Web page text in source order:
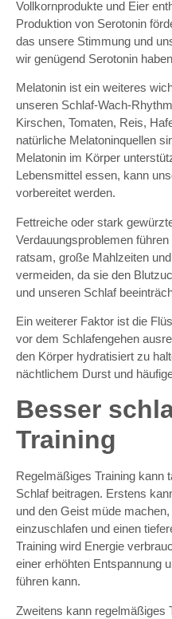
Vollkornprodukte und Eier
Produktion von Serotonin
das unsere Stimmung und
wir genügend Serotonin
Melatonin ist ein weiteres
unseren Schlaf-Wach-
Kirschen, Tomaten, Reis,
natürliche Melatoninquellen
Melatonin im Körper
Lebensmittel essen, kann
vorbereitet werden.
Fettreiche oder stark
Verdauungsproblemen
ratsam, große Mahlzeiten
vermeiden, da sie den
und unseren Schlaf
Ein weiterer Faktor ist die
vor dem Schlafengehen
den Körper hydratisiert zu
nächtlichem Durst und
Besser
Training
Regelmäßiges Training kann
Schlaf beitragen. Erstens
und den Geist müde
einzuschlafen und einen
Training wird Energie
einer erhöhten Entspannung
führen kann.
Zweitens kann regelmäßiges